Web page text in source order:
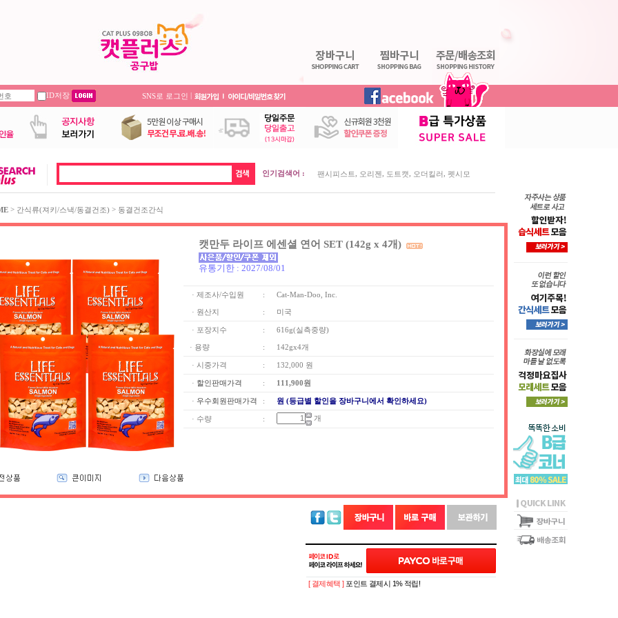
ID저장 SNS로 로그인 |
인기검색어 : 팬시피스트 오리젠 도트캣 오더킬러 펫시모
> 간식류(져키/스낵/동결건조) > 동결건조간식
캣만두 라이프 에센셜 연어 SET (142g x 4개)
유통기한 : 2027/08/01
· 제조사/수입원 : Cat-Man-Doo, Inc.
· 원산지 : 미국
· 포장지수 : 616g(실측중량)
· 용량 : 142gx4개
· 시중가격 : 132,000 원
· 할인판매가격 : 111,900원
· 우수회원판매가격 : 원 (등급별 할인을 장바구니에서 확인하세요)
· 수량 : 개
[ 결제혜택 ] 포인트 결제시 1% 적립!